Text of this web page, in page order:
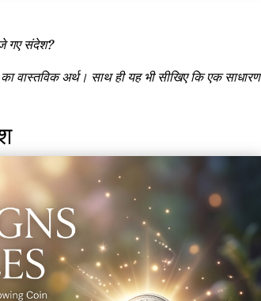
गए संदेश?
अर्थ। साथ ही यह भी सीखिए कि एक साधारण